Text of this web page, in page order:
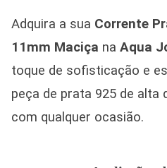
Adquira a sua Corrente
11mm Maciça na Aqua
toque de sofisticação e
peça de prata 925 de alta
com qualquer ocasião.